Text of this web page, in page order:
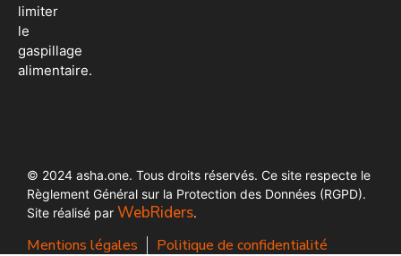
limiter
le
gaspillage
alimentaire.
© 2024 asha.one. Tous droits réservés. Ce site respecte le
Règlement Général sur la Protection des Données (RGPD).
Site réalisé par WebRiders.
Mentions légales Politique de confidentialité